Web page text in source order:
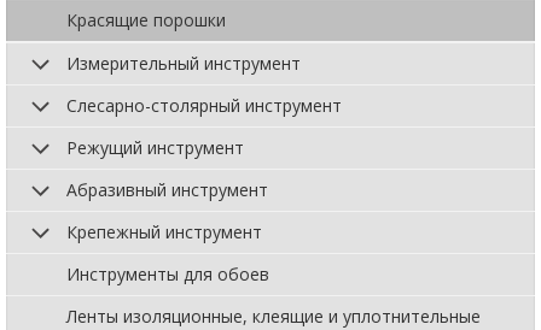
Красящие порошки
Измерительный инструмент
Слесарно-столярный инструмент
Режущий инструмент
Абразивный инструмент
Крепежный инструмент
Инструменты для обоев
Ленты изоляционные, клеящие и уплотнительные